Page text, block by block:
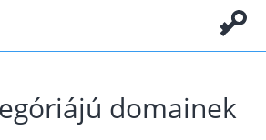
domainek